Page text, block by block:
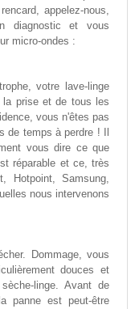
appelez-nous,
diagnostic et vous
micro-ondes :
votre lave-linge
la prise et de tous les
vous n'êtes pas
de temps à perdre ! Il
vous dire ce que
réparable et ce, très
Hotpoint, Samsung,
nous intervenons
Dommage, vous
douces et
linge. Avant de
panne est peut-être